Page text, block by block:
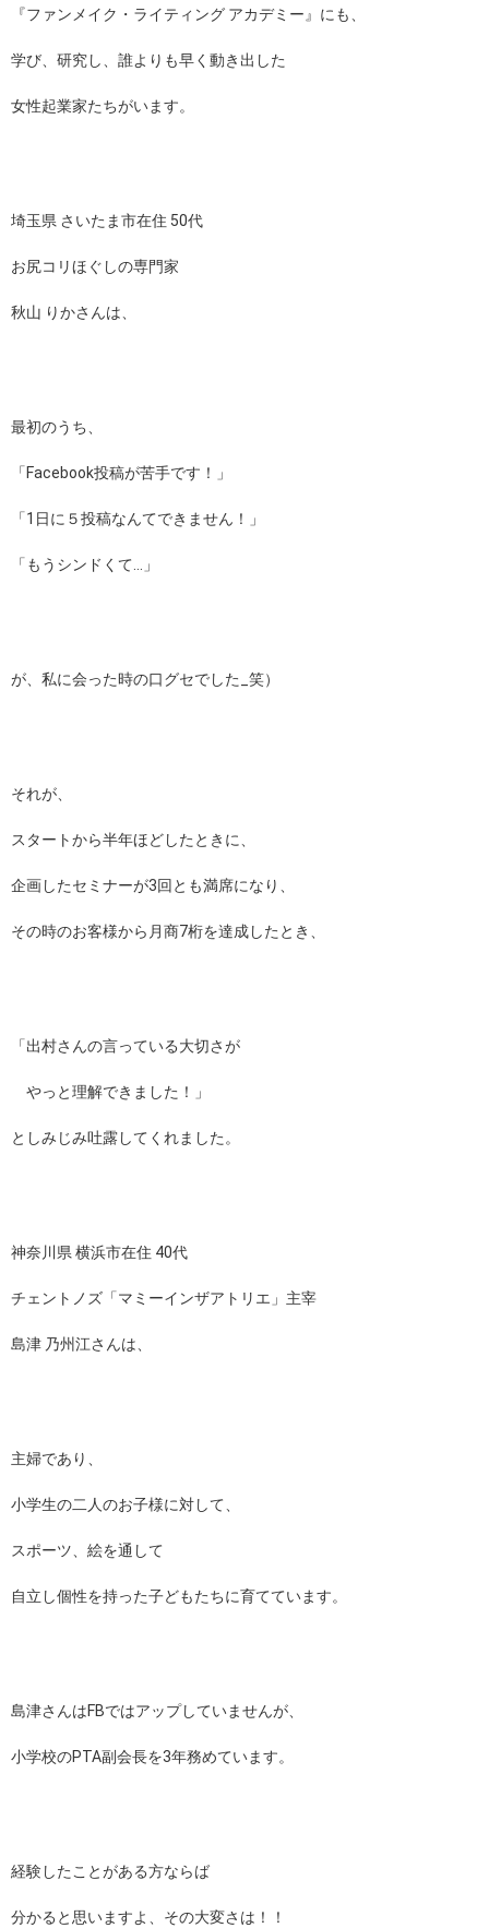
『ファンメイク・ライティング アカデミー』にも、
学び、研究し、誰よりも早く動き出した
女性起業家たちがいます。
埼玉県 さいたま市在住 50代
お尻コリほぐしの専門家
秋山 りかさんは、
最初のうち、
「Facebook投稿が苦手です！」
「1日に５投稿なんてできません！」
「もうシンドくて…」
が、私に会った時の口グセでした_笑）
それが、
スタートから半年ほどしたときに、
企画したセミナーが3回とも満席になり、
その時のお客様から月商7桁を達成したとき、
「出村さんの言っている大切さが
やっと理解できました！」
としみじみ吐露してくれました。
神奈川県 横浜市在住 40代
チェントノズ「マミーインザアトリエ」主宰
島津 乃州江さんは、
主婦であり、
小学生の二人のお子様に対して、
スポーツ、絵を通して
自立し個性を持った子どもたちに育てています。
島津さんはFBではアップしていませんが、
小学校のPTA副会長を3年務めています。
経験したことがある方ならば
分かると思いますよ、その大変さは！！